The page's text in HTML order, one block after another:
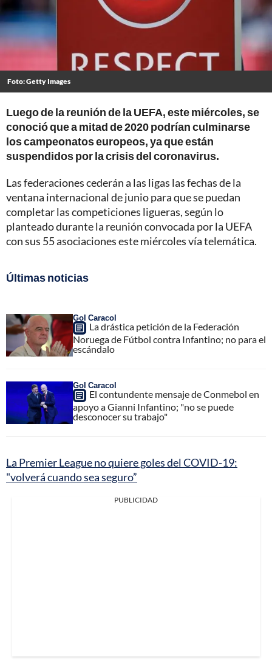
Foto: Getty Images
Luego de la reunión de la UEFA, este miércoles, se
conoció que a mitad de 2020 podrían culminarse
los campeonatos europeos, ya que están
suspendidos por la crisis del coronavirus.
Las federaciones cederán a las ligas las fechas de la
ventana internacional de junio para que se puedan
completar las competiciones ligueras, según lo
planteado durante la reunión convocada por la UEFA
con sus 55 asociaciones este miércoles vía telemática.
Últimas noticias
Gol Caracol
La drástica petición de la Federación
Noruega de Fútbol contra Infantino; no para el
escándalo
Gol Caracol
El contundente mensaje de Conmebol en
apoyo a Gianni Infantino; "no se puede
desconocer su trabajo"
La Premier League no quiere goles del COVID-19:
"volverá cuando sea seguro”
PUBLICIDAD